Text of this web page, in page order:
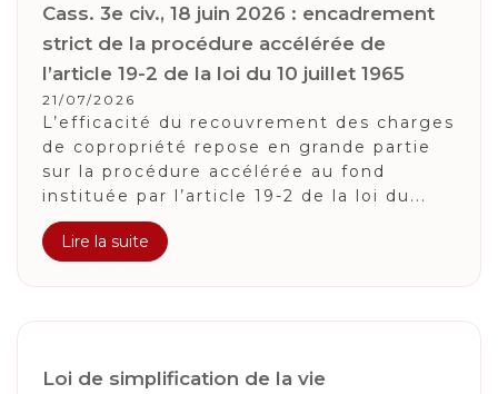
Cass. 3e civ., 18 juin 2026 : encadrement
strict de la procédure accélérée de
l’article 19-2 de la loi du 10 juillet 1965
21/07/2026
L’efficacité du recouvrement des charges
de copropriété repose en grande partie
sur la procédure accélérée au fond
instituée par l’article 19-2 de la loi du...
Lire la suite
Loi de simplification de la vie